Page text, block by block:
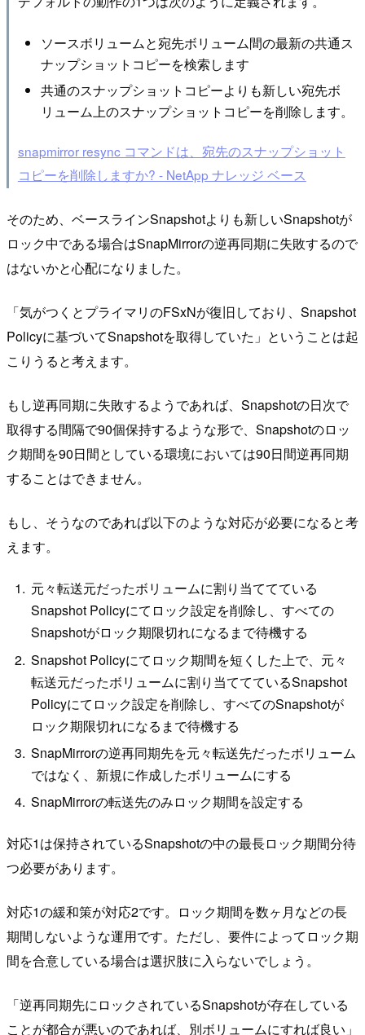
ソースボリュームと宛先ボリューム間の最新の共通ス
ナップショットコピーを検索します
共通のスナップショットコピーよりも新しい宛先ボ
リューム上のスナップショットコピーを削除します。
snapmirror resync コマンドは、宛先のスナップショット
コピーを削除しますか? - NetApp ナレッジ ベース
そのため、ベースラインSnapshotよりも新しいSnapshotが
ロック中である場合はSnapMirrorの逆再同期に失敗するので
はないかと心配になりました。
「気がつくとプライマリのFSxNが復旧しており、Snapshot
Policyに基づいてSnapshotを取得していた」ということは起
こりうると考えます。
もし逆再同期に失敗するようであれば、Snapshotの日次で
取得する間隔で90個保持するような形で、Snapshotのロッ
ク期間を90日間としている環境においては90日間逆再同期
することはできません。
もし、そうなのであれば以下のような対応が必要になると考
えます。
元々転送元だったボリュームに割り当ててている
Snapshot Policyにてロック設定を削除し、すべての
Snapshotがロック期限切れになるまで待機する
Snapshot Policyにてロック期間を短くした上で、元々
転送元だったボリュームに割り当ててているSnapshot
Policyにてロック設定を削除し、すべてのSnapshotが
ロック期限切れになるまで待機する
SnapMirrorの逆再同期先を元々転送先だったボリューム
ではなく、新規に作成したボリュームにする
SnapMirrorの転送先のみロック期間を設定する
対応1は保持されているSnapshotの中の最長ロック期間分待
つ必要があります。
対応1の緩和策が対応2です。ロック期間を数ヶ月などの長
期間しないような運用です。ただし、要件によってロック期
間を合意している場合は選択肢に入らないでしょう。
「逆再同期先にロックされているSnapshotが存在している
ことが都合が悪いのであれば、別ボリュームにすれば良い」